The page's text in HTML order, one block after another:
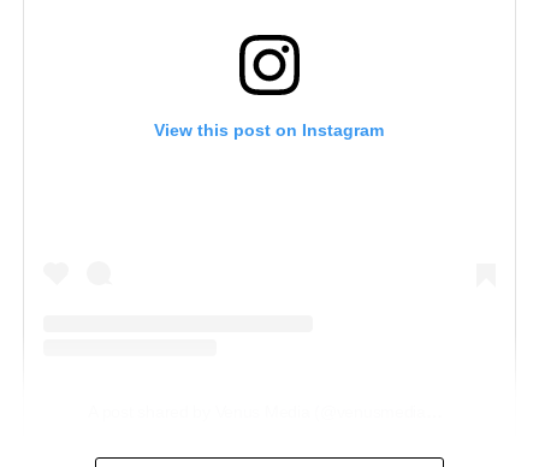
View this post on Instagram